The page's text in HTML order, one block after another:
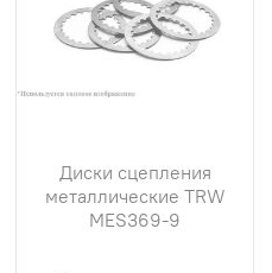
Диски сцепления
металлические TRW
MES369-9